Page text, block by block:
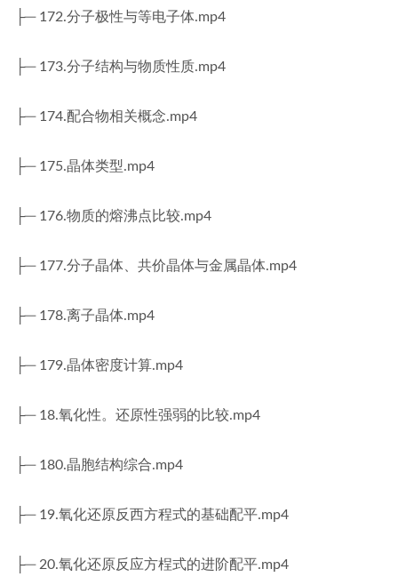
├─ 172.分子极性与等电子体.mp4
├─ 173.分子结构与物质性质.mp4
├─ 174.配合物相关概念.mp4
├─ 175.晶体类型.mp4
├─ 176.物质的熔沸点比较.mp4
├─ 177.分子晶体、共价晶体与金属晶体.mp4
├─ 178.离子晶体.mp4
├─ 179.晶体密度计算.mp4
├─ 18.氧化性。还原性强弱的比较.mp4
├─ 180.晶胞结构综合.mp4
├─ 19.氧化还原反西方程式的基础配平.mp4
├─ 20.氧化还原反应方桯式的进阶配平.mp4